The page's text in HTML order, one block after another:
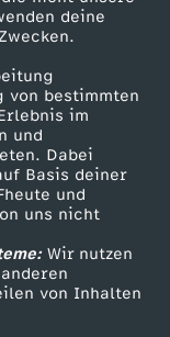
deine
von bestimmten
im
und
Dabei
Basis deiner
und
uns nicht
Wir nutzen
von Inhalten
ZDF